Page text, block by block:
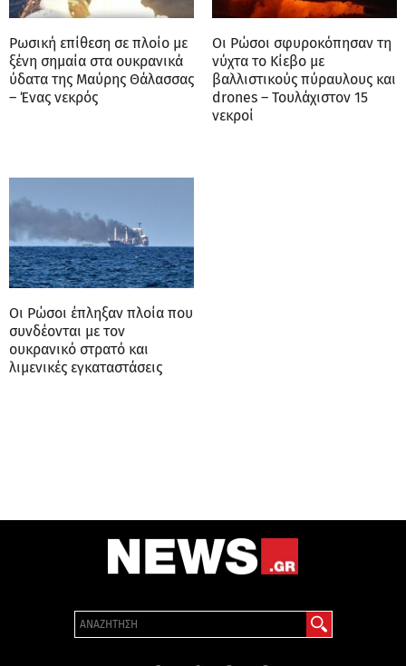
Ρωσική επίθεση σε πλοίο με
ξένη σημαία στα ουκρανικά
ύδατα της Μαύρης Θάλασσας
– Ένας νεκρός
Οι Ρώσοι σφυροκόπησαν τη
νύχτα το Κίεβο με
βαλλιστικούς πύραυλους και
drones – Τουλάχιστον 15
νεκροί
Οι Ρώσοι έπληξαν πλοία που
συνδέονται με τον
ουκρανικό στρατό και
λιμενικές εγκαταστάσεις